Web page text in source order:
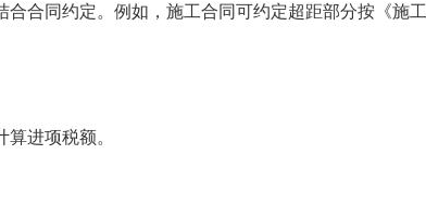
合同约定。例如，施工合同可约定超距部分按《施工
进项税额。